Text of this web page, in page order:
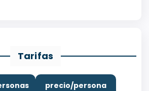
Tarifas
precio/persona